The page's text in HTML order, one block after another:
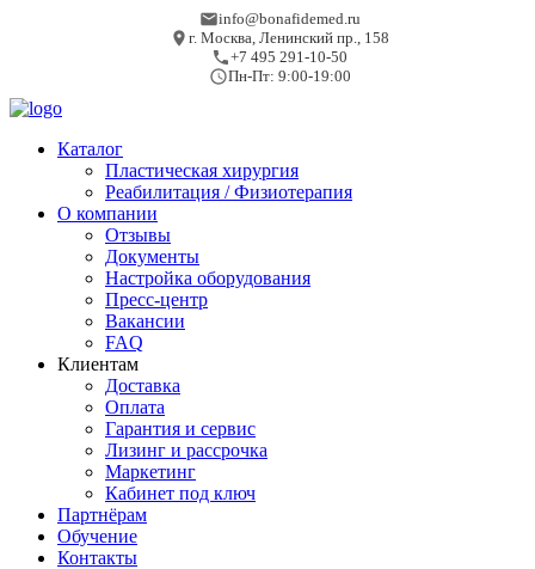
info@bonafidemed.ru
г. Москва, Ленинский пр., 158
+7 495 291-10-50
Пн-Пт: 9:00-19:00
Каталог
Пластическая хирургия
Реабилитация / Физиотерапия
О компании
Отзывы
Документы
Настройка оборудования
Пресс-центр
Вакансии
FAQ
Клиентам
Доставка
Оплата
Гарантия и сервис
Лизинг и рассрочка
Маркетинг
Кабинет под ключ
Партнёрам
Обучение
Контакты